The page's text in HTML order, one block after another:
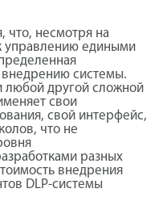
что, несмотря на
управлению едиными
внедрению системы.
любой другой сложной
свои
свой интерфейс,
что не
разных
внедрения
DLP-системы